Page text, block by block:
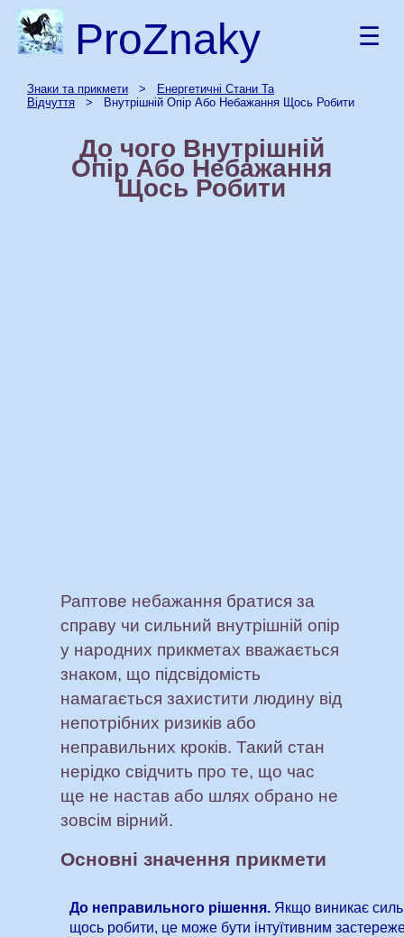
ProZnaky ☰
Знаки та прикмети >
Енергетичні Стани Та
Відчуття > Внутрішній Опір Або Небажання Щось Робити
До чого Внутрішній
Опір Або Небажання
Щось Робити
Раптове небажання братися за
справу чи сильний внутрішній опір
у народних прикметах вважається
знаком, що підсвідомість
намагається захистити людину від
непотрібних ризиків або
неправильних кроків. Такий стан
нерідко свідчить про те, що час
ще не настав або шлях обрано не
зовсім вірний.
Основні значення прикмети
До неправильного рішення. Якщо виникає
щось робити, це може бути інтуїтивним